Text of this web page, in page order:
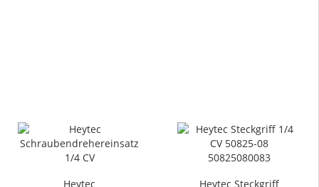
Heytec Heytec Steckgriff